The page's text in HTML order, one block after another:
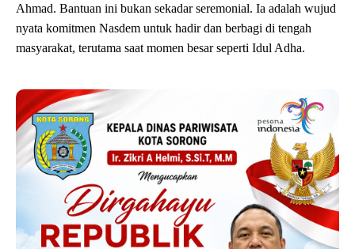
Ahmad. Bantuan ini bukan sekadar seremonial. Ia adalah wujud
nyata komitmen Nasdem untuk hadir dan berbagi di tengah
masyarakat, terutama saat momen besar seperti Idul Adha.